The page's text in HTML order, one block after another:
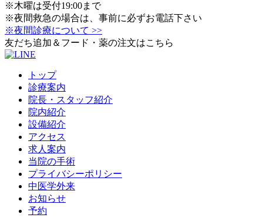
※木曜は受付19:00まで
※夜間救急の場合は、事前に必ずお電話下さい
※夜間診療について >>
友だち追加＆フード・薬の注文はこちら
トップ
診療案内
院長・スタッフ紹介
院内紹介
設備紹介
アクセス
求人案内
当院の手術
プライバシーポリシー
中医学外来
お知らせ
予約